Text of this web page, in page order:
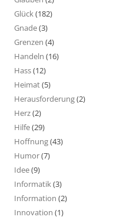
Glück(182)
Gnade(3)
Grenzen (4)
Handeln (16)
Hass(12)
Heimat(5)
Herausforderung(2)
Herz(2)
Hilfe(29)
Hoffnung(43)
Humor(7)
Idee(9)
Informatik(3)
Information (2)
Innovation (1)